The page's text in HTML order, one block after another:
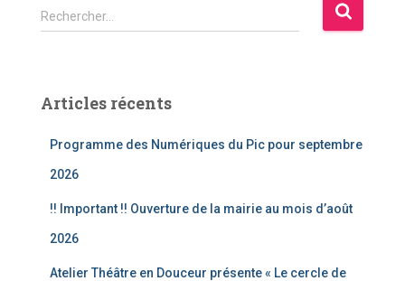
R
e
r
Rechercher…
Articles récents
Programme des Numériques du Pic pour septembre
2026
!! Important !! Ouverture de la mairie au mois d’août
2026
Atelier Théâtre en Douceur présente « Le cercle de